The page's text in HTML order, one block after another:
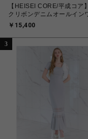
【HEISEI CORE/平成コア
クリボンデニムオールイン
￥15,400
3